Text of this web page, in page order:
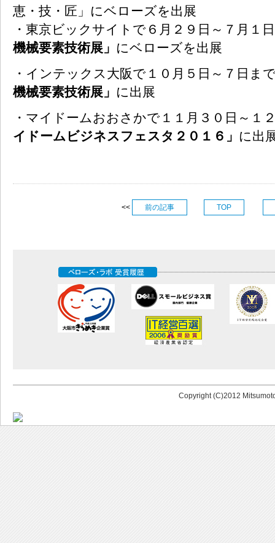
恵・技・匠」にベローズを出展
・東京ビックサイトで６月２９日～７月１
機械要素技術展」 にベローズを出展
・インテックス大阪で１０月５日～７日ま
機械要素技術展」 に出展
・マイドームおおさかで１１月３０日～１
イドームビジネスフェスタ２０１６」 に出
<< 前の記事 TOP
Copyright (C)2012